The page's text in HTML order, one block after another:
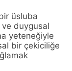
üsluba
ve duygusal
yeteneğiyle
bir çekiciliğe